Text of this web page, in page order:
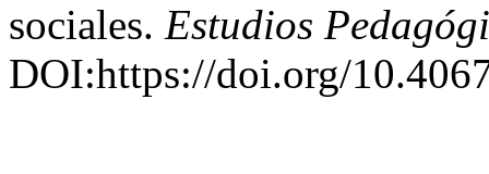
sociales. Estudios
DOI:https://doi.org/